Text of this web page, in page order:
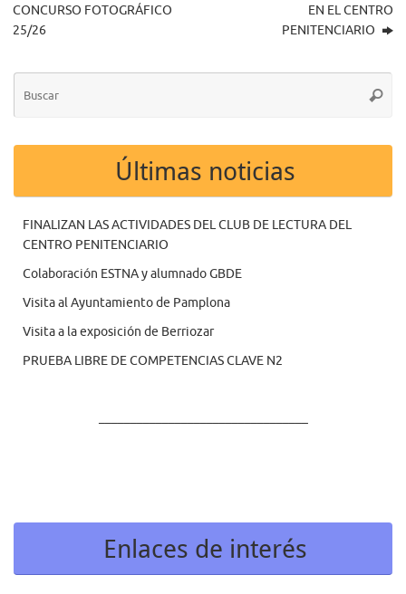
CONCURSO FOTOGRÁFICO
25/26
EN EL CENTRO
PENITENCIARIO
Últimas noticias
FINALIZAN LAS ACTIVIDADES DEL CLUB DE LECTURA DEL
CENTRO PENITENCIARIO
Colaboración ESTNA y alumnado GBDE
Visita al Ayuntamiento de Pamplona
Visita a la exposición de Berriozar
PRUEBA LIBRE DE COMPETENCIAS CLAVE N2
Enlaces de interés